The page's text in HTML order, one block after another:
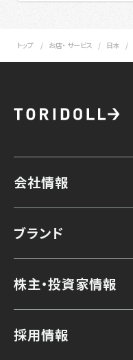
トップ お店・ サービス 日本
会社情報
ブランド
株主・投資家情報
採用情報